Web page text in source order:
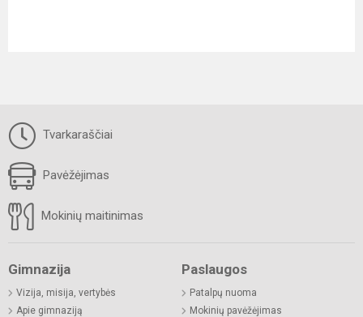
Tvarkaraščiai
Pavėžėjimas
Mokinių maitinimas
Gimnazija
Vizija, misija, vertybės
Apie gimnaziją
Paslaugos
Patalpų nuoma
Mokinių pavėžėjimas